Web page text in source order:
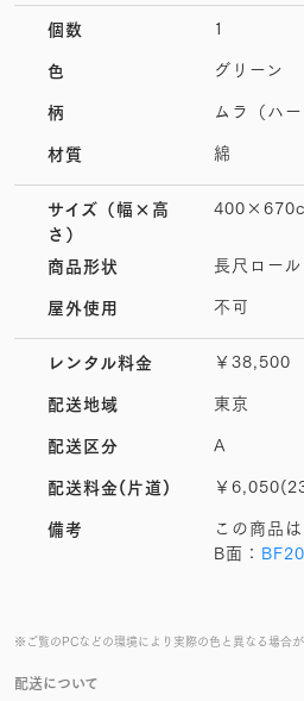
※ご覧のPCなどの環境により実際の色と異なる場合が
配送について
個数 1
色 グリーン
柄 ムラ（ハー
材質 綿
サイズ （幅×高
さ）
商品形状 長尺ロール
屋外使用 不可
レンタル料金 ￥38,500
配送地域 東京
配送区分 A
配送料金(片道) ￥
備考
この商品
B面：